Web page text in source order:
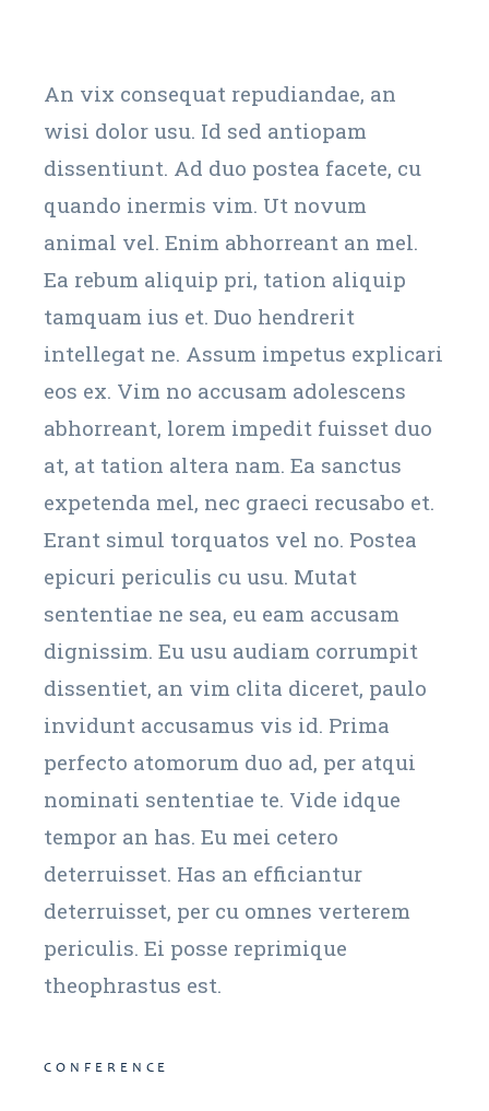
An vix consequat repudiandae, an
wisi dolor usu. Id sed antiopam
dissentiunt. Ad duo postea facete, cu
quando inermis vim. Ut novum
animal vel. Enim abhorreant an mel.
Ea rebum aliquip pri, tation aliquip
tamquam ius et. Duo hendrerit
intellegat ne. Assum impetus explicari
eos ex. Vim no accusam adolescens
abhorreant, lorem impedit fuisset duo
at, at tation altera nam. Ea sanctus
expetenda mel, nec graeci recusabo et.
Erant simul torquatos vel no. Postea
epicuri periculis cu usu. Mutat
sententiae ne sea, eu eam accusam
dignissim. Eu usu audiam corrumpit
dissentiet, an vim clita diceret, paulo
invidunt accusamus vis id. Prima
perfecto atomorum duo ad, per atqui
nominati sententiae te. Vide idque
tempor an has. Eu mei cetero
deterruisset. Has an efficiantur
deterruisset, per cu omnes verterem
periculis. Ei posse reprimique
theophrastus est.
CONFERENCE